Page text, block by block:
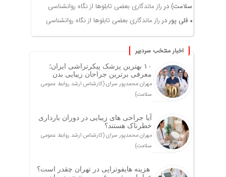
سلامت) در راز ماندگاری بعضی تابلوها از نگاه روانشناسی
قلی پور در راز ماندگاری بعضی تابلوها از نگاه روانشناسی
اخبار منتخب سردبیر
۱۰ بهترین پزشک پیکرتراشی ایران؛
معرفی برترین جراحان زیبایی بدن
مهران محمدپور سرای (کارشناس ارشد روابط عمومی
سلامت)
آیا جراحی های زیبایی در دوران بارداری
خطرناک هستند؟
مهران محمدپور سرای (کارشناس ارشد روابط عمومی
سلامت)
هزینه هایفوتراپی در تهران چقدر است؟